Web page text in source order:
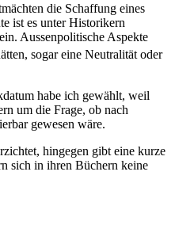
die Schaffung eines
ist es unter Historikern
Aussenpolitische Aspekte
sogar eine Neutralität oder
habe ich gewählt, weil
um die Frage, ob nach
gewesen wäre.
hingegen gibt eine kurze
sich in ihren Büchern keine